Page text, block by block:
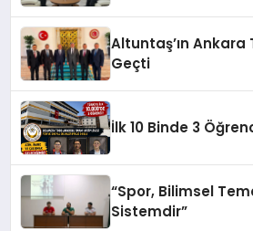
Altuntaş’ın Ankara
Geçti
İlk 10 Binde 3
“Spor, Bilimsel
Sistemdir”